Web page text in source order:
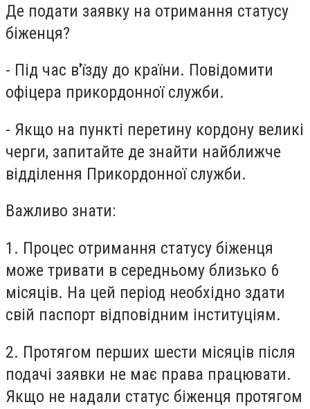
Де подати заявку на отримання статусу
біженця?
- Під час в'їзду до країни. Повідомити
офіцера прикордонної служби.
- Якщо на пункті перетину кордону великі
черги, запитайте де знайти найближче
відділення Прикордонної служби.
Важливо знати:
1. Процес отримання статусу біженця
може тривати в середньому близько 6
місяців. На цей період необхідно здати
свій паспорт відповідним інституціям.
2. Протягом перших шести місяців після
подачі заявки не має права працювати.
Якщо не надали статус біженця протягом